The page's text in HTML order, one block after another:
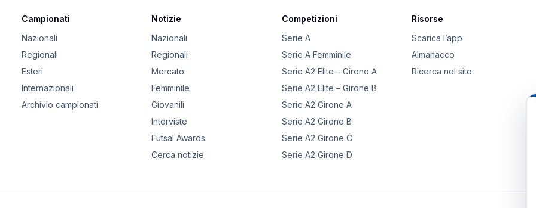
Campionati
Nazionali
Regionali
Esteri
Internazionali
Archivio campionati
Notizie
Nazionali
Regionali
Mercato
Femminile
Giovanili
Interviste
Futsal Awards
Cerca notizie
Competizioni
Serie A
Serie A Femminile
Serie A2 Elite – Girone A
Serie A2 Elite – Girone B
Serie A2 Girone A
Serie A2 Girone B
Serie A2 Girone C
Serie A2 Girone D
Risorse
Scarica l’app
Almanacco
Ricerca nel sito